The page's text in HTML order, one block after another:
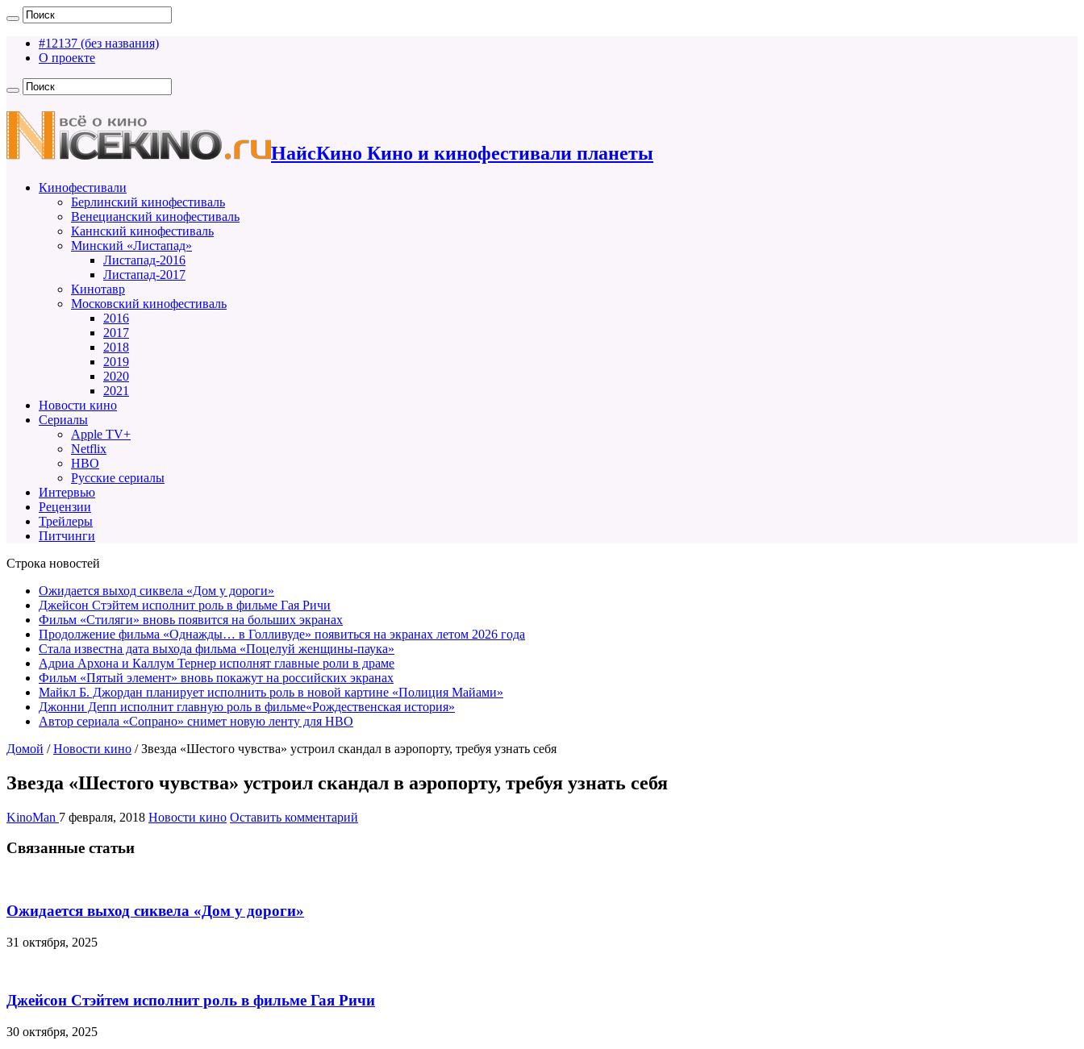
#12137 (без названия)
О проекте
НайсКино Кино и кинофестивали планеты
Кинофестивали
Берлинский кинофестиваль
Венецианский кинофестиваль
Каннский кинофестиваль
Минский «Листапад»
Листапад-2016
Листапад-2017
Кинотавр
Московский кинофестиваль
2016
2017
2018
2019
2020
2021
Новости кино
Сериалы
Apple TV+
Netflix
HBO
Русские сериалы
Интервью
Рецензии
Трейлеры
Питчинги
Строка новостей
Ожидается выход сиквела «Дом у дороги»
Джейсон Стэйтем исполнит роль в фильме Гая Ричи
Фильм «Стиляги» вновь появится на больших экранах
Продолжение фильма «Однажды… в Голливуде» появиться на экранах летом 2026 года
Стала известна дата выхода фильма «Поцелуй женщины-паука»
Адриа Архона и Каллум Тернер исполнят главные роли в драме
Фильм «Пятый элемент» вновь покажут на российских экранах
Майкл Б. Джордан планирует исполнить роль в новой картине «Полиция Майами»
Джонни Депп исполнит главную роль в фильме«Рождественская история»
Автор сериала «Сопрано» снимет новую ленту для HBO
Домой / Новости кино / Звезда «Шестого чувства» устроил скандал в аэропорту, требуя узнать себя
Звезда «Шестого чувства» устроил скандал в аэропорту, требуя узнать себя
KinoMan 7 февраля, 2018 Новости кино Оставить комментарий
Связанные статьи
Ожидается выход сиквела «Дом у дороги»
31 октября, 2025
Джейсон Стэйтем исполнит роль в фильме Гая Ричи
30 октября, 2025